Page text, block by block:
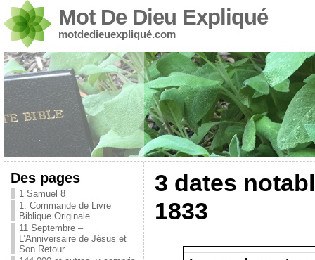
Mot De Dieu Expliqué
motdedieuexpliqué.com
Des pages
1 Samuel 8
1: Commande de Livre
Biblique Originale
11 Septembre –
L’Anniversaire de Jésus et
Son Retour
3 dates
1833